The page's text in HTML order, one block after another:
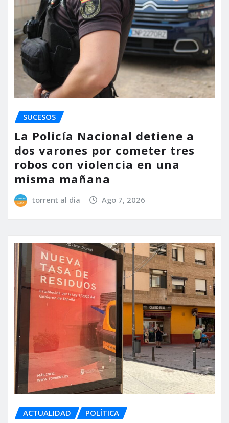
SUCESOS
La Policía Nacional detiene a
dos varones por cometer tres
robos con violencia en una
misma mañana
torrent al dia Ago 7, 2026
ACTUALIDAD POLÍTICA